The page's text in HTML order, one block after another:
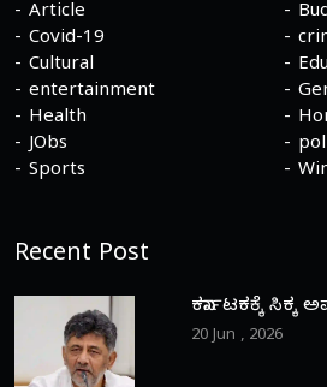
Article
Covid-19
Cultural
entertainment
Health
JObs
Sports
Recent Post
ಕರ್ನಾಟಕಕ್ಕೆ
20 Jun , 2026